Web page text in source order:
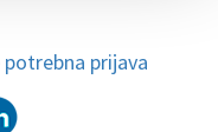
potrebna prijava